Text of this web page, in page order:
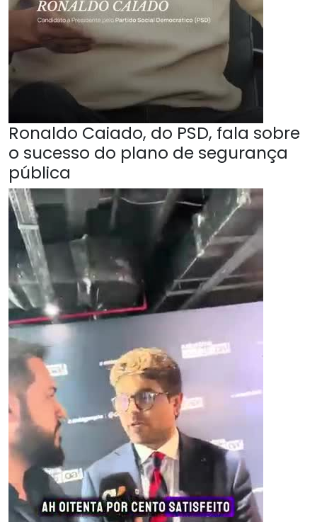
Ronaldo Caiado, do PSD, fala sobre
o sucesso do plano de segurança
pública